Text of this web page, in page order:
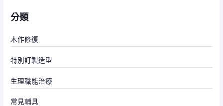
分類
木作修復
特別訂製造型
生理職能治療
常見輔具